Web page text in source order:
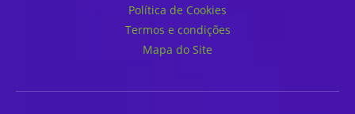
Política de Cookies
Termos e condições
Mapa do Site